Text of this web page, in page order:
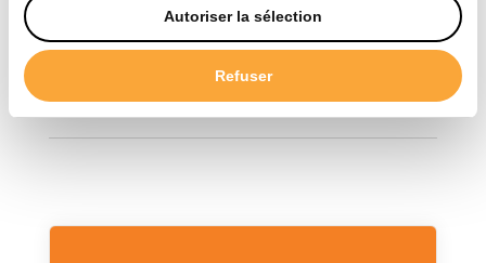
Autoriser la sélection
Refuser
Trier par type
Accessoires (12)